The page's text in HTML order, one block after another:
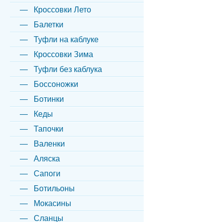
Кроссовки Лето
Балетки
Туфли на каблуке
Кроссовки Зима
Туфли без каблука
Боссоножки
Ботинки
Кеды
Тапочки
Валенки
Аляска
Сапоги
Ботильоны
Мокасины
Сланцы